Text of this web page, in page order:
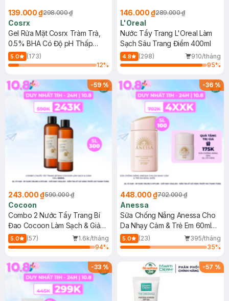
139.000 ₫298.000 ₫
Cosrx
Gel Rửa Mặt Cosrx Tràm Trà,
0.5% BHA Có Độ pH Thấp
150ml
5.0
(173)
12%
146.000 ₫289.000 ₫
L'Oreal
Nước Tẩy Trang L'Oreal Làm
Sạch Sâu Trang Điểm 400ml
4.8 (298)
910/tháng
95%
-59%
243.000 ₫590.000 ₫
Cocoon
Combo 2 Nước Tẩy Trang Bí
Đao Cocoon Làm Sạch & Giảm
Dầu 500ml
5.0 (57)
1.6k/tháng
94%
-36%
448.000 ₫702.000 ₫
Anessa
Sữa Chống Nắng Anessa Cho
Da Nhạy Cảm & Trẻ Em 60ml
(Mới)
5.0 (23)
395/tháng
35%
-33% -57 %